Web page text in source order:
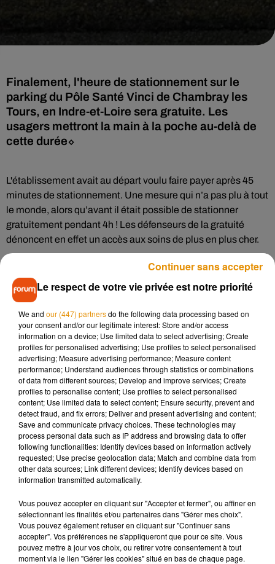
Finalement, l'heure de stationnement sur le
parking du Pôle Santé Vinci de Chambray les
Tours, en Indre-et-Loire sera gratuite. Les
usagers mettront la main à la poche au-delà de
cette durée⬦
L'établissement avait au départ voulu faire payer après 45
minutes de stationnement. Une mesure qui n’a pas plu à tout
le monde, alors qu’avant il était possible de stationner
gratuitement pendant 4h ! Les défenseurs de la gratuité
dénoncent en effet un accès aux soins de plus en plus cher.
opérationnelles très prochainement. Cette nouvelle mesure
devrait prendre effet au 1erjanvier prochain. Concernant la
grille tarifaire qui sera appliquée, aucun chiffre n’a été pour le
moment donné. SelonFrance 3 Centre-Val de Loire, la
direction de l’établissement devrait tenir informer les usagers
prochainement, à travers un communiqué. À noter que la
société Kings Park sera en charge du parking, comme à la
clinique Alliance de Saint-Cyr-sur-Loire. Là-bas, les usagers
payent un euro la demi-heure de stationnement.
Musique
6 août 2026
« Loups Garous » pour son...
Le respect de votre vie privée est notre priorité
We and our (447) partnersdo the following data processing based on
your consent and/or our legitimate interest: Store and/or access
information on a device; Use limited data to select advertising; Create
profiles for personalised advertising; Use profiles to select personalised
advertising; Measure advertising performance; Measure content
performance; Understand audiences through statistics or combinations
of data from different sources; Develop and improve services; Create
profiles to personalise content; Use profiles to select personalised
content; Use limited data to select content; Ensure security, prevent and
detect fraud, and fix errors; Deliver and present advertising and content;
Save and communicate privacy choices. These technologies may
process personal data such as IP address and browsing data to offer
following functionalities: Identify devices based on information actively
requested; Use precise geolocation data; Match and combine data from
other data sources; Link different devices; Identify devices based on
information transmitted automatically.
Vous pouvez accepter en cliquant sur "Accepter et fermer", ou affiner en
sélectionnant les finalités et/ou partenaires dans "Gérer mes choix".
Vous pouvez également refuser en cliquant sur "Continuer sans
accepter". Vos préférences ne s'appliqueront que pour ce site. Vous
pouvez mettre à jour vos choix, ou retirer votre consentement à tout
moment via le lien "Gérer les cookies" situé en bas de chaque page.
Continuer sans accepter